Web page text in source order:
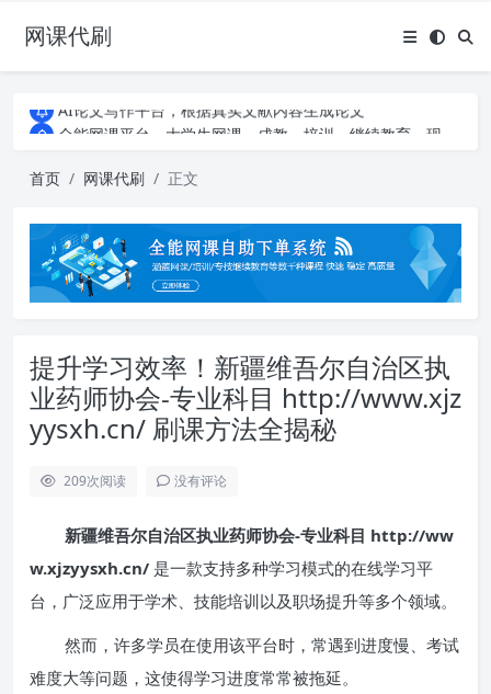
网课代刷
AI论文写作平台，根据真实文献内容生成论文
全能网课平台，大学生网课、成教、培训、继续教育。现已接入代刷代考项目3000+
全能网课平台，大学生网课、成教、培训、继续教育。现已接入代刷代考项目3000+
首页 网课代刷 正文
提升学习效率！新疆维吾尔自治区执
业药师协会-专业科目 http://www.xjz
yysxh.cn/ 刷课方法全揭秘
209次阅读 没有评论
新疆维吾尔自治区执业药师协会-专业科目 http://ww
w.xjzyysxh.cn/ 是一款支持多种学习模式的在线学习平
台，广泛应用于学术、技能培训以及职场提升等多个领域。
然而，许多学员在使用该平台时，常遇到进度慢、考试
难度大等问题，这使得学习进度常常被拖延。